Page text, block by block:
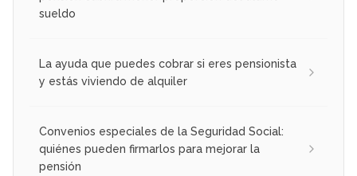
sueldo
La ayuda que puedes cobrar si eres pensionista
y estás viviendo de alquiler
Convenios especiales de la Seguridad Social:
quiénes pueden firmarlos para mejorar la
pensión